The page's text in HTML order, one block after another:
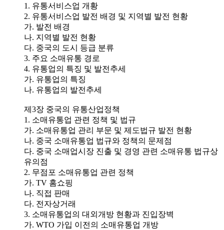
1. 유통서비스업 개황
2. 유통서비스업 발전 배경 및 지역별 발전 현황
가. 발전 배경
나. 지역별 발전 현황
다. 중국의 도시 등급 분류
3. 주요 소매유통 경로
4. 유통업의 특징 및 발전추세
가. 유통업의 특징
나. 유통업의 발전추세
제3장 중국의 유통산업정책
1. 소매유통업 관련 정책 및 법규
가. 소매유통업 관리 부문 및 제도법규 발전 현황
나. 중국 소매유통업 법규와 정책의 문제점
다. 중국 소매업시장 진출 및 경영 관련 소매유통 법규상
유의점
2. 무점포 소매유통업 관련 정책
가. TV 홈쇼핑
나. 직접 판매
다. 전자상거래
3. 소매유통업의 대외개방 현황과 진입장벽
가. WTO 가입 이전의 소매유통업 개방